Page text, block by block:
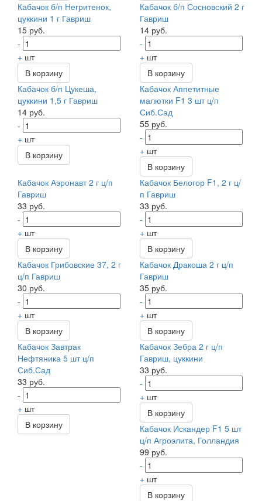
Кабачок б/п Негритенок,
цуккини 1 г Гавриш
15 руб.
-
+ шт
В корзину
Кабачок б/п Сосновский 2 г
Гавриш
14 руб.
-
+ шт
В корзину
Кабачок б/п Цукеша,
цуккини 1,5 г Гавриш
14 руб.
-
+ шт
В корзину
Кабачок Аппетитные
малютки F1 3 шт ц/п
Сиб.Сад
55 руб.
-
+ шт
В корзину
Кабачок Аэронавт 2 г ц/п
Гавриш
33 руб.
-
+ шт
В корзину
Кабачок Белогор F1, 2 г ц/
п Гавриш
33 руб.
-
+ шт
В корзину
Кабачок Грибовские 37, 2 г
ц/п Гавриш
30 руб.
-
+ шт
В корзину
Кабачок Дракоша 2 г ц/п
Гавриш
35 руб.
-
+ шт
В корзину
Кабачок Завтрак
Нефтяника 5 шт ц/п
Сиб.Сад
33 руб.
-
+ шт
В корзину
Кабачок Зебра 2 г ц/п
Гавриш, цуккини
33 руб.
-
+ шт
В корзину
Кабачок Искандер F1 5 шт
ц/п Агроэлита, Голландия
99 руб.
-
+ шт
В корзину